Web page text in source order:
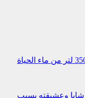
شابا وعشيقته بسبب